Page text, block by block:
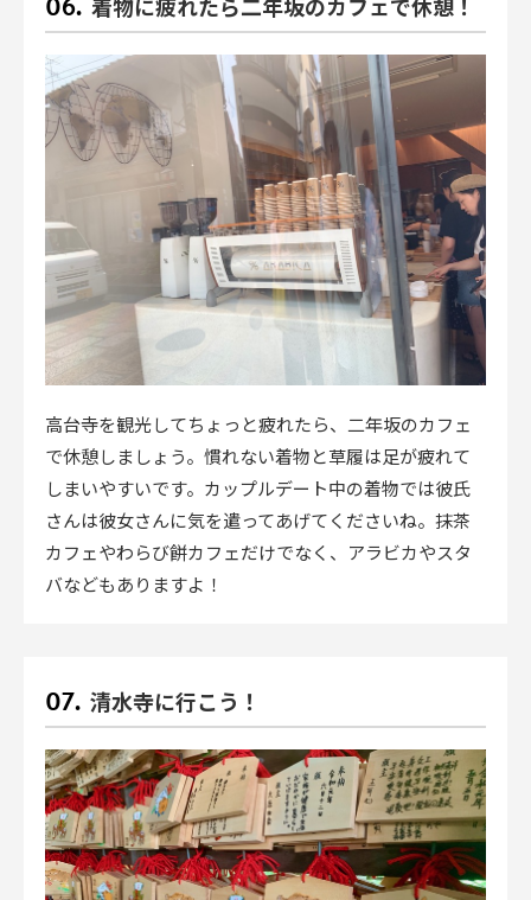
着物に疲れたら二年坂のカフェで休憩！
高台寺を観光してちょっと疲れたら、二年坂のカフェ
で休憩しましょう。慣れない着物と草履は足が疲れて
しまいやすいです。カップルデート中の着物では彼氏
さんは彼女さんに気を遣ってあげてくださいね。抹茶
カフェやわらび餅カフェだけでなく、アラビカやスタ
バなどもありますよ！
清水寺に行こう！